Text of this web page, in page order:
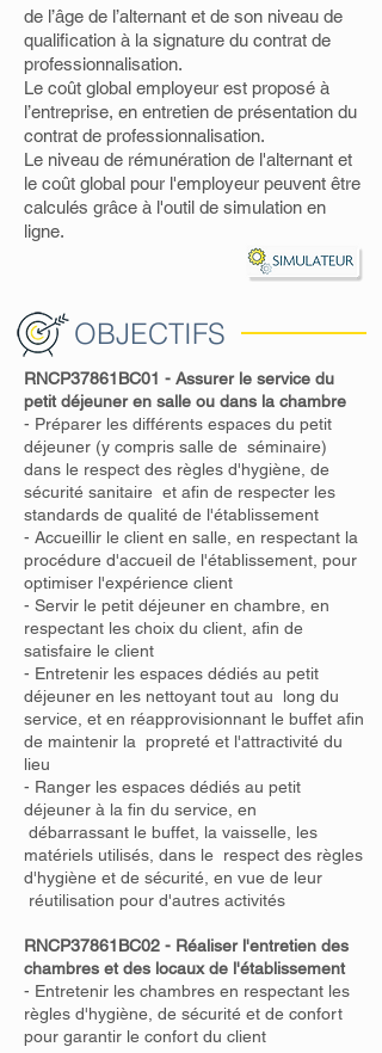
de l’âge de l’alternant et de son niveau de
qualification à la signature du contrat de
professionnalisation.
Le coût global employeur est proposé à
l’entreprise, en entretien de présentation du
contrat de professionnalisation.
Le niveau de rémunération de l'alternant et
le coût global pour l'employeur peuvent être
calculés grâce à l'outil de simulation en
ligne.
OBJECTIFS
RNCP37861BC01 - Assurer le service du
petit déjeuner en salle ou dans la chambre
- Préparer les différents espaces du petit
déjeuner (y compris salle de séminaire)
dans le respect des règles d'hygiène, de
sécurité sanitaire et afin de respecter les
standards de qualité de l'établissement
- Accueillir le client en salle, en respectant la
procédure d'accueil de l'établissement, pour
optimiser l'expérience client
- Servir le petit déjeuner en chambre, en
respectant les choix du client, afin de
satisfaire le client
- Entretenir les espaces dédiés au petit
déjeuner en les nettoyant tout au long du
service, et en réapprovisionnant le buffet afin
de maintenir la propreté et l'attractivité du
lieu
- Ranger les espaces dédiés au petit
déjeuner à la fin du service, en
débarrassant le buffet, la vaisselle, les
matériels utilisés, dans le respect des règles
d'hygiène et de sécurité, en vue de leur
réutilisation pour d'autres activités
RNCP37861BC02 - Réaliser l'entretien des
chambres et des locaux de l'établissement
- Entretenir les chambres en respectant les
règles d'hygiène, de sécurité et de confort
pour garantir le confort du client